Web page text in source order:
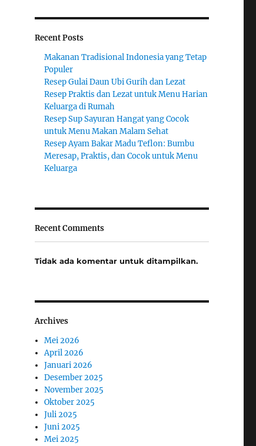
Recent Posts
Makanan Tradisional Indonesia yang Tetap
Populer
Resep Gulai Daun Ubi Gurih dan Lezat
Resep Praktis dan Lezat untuk Menu Harian
Keluarga di Rumah
Resep Sup Sayuran Hangat yang Cocok
untuk Menu Makan Malam Sehat
Resep Ayam Bakar Madu Teflon: Bumbu
Meresap, Praktis, dan Cocok untuk Menu
Keluarga
Recent Comments
Tidak ada komentar untuk ditampilkan.
Archives
Mei 2026
April 2026
Januari 2026
Desember 2025
November 2025
Oktober 2025
Juli 2025
Juni 2025
Mei 2025